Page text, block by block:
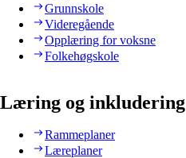
Grunnskole
Videregående
Opplæring for voksne
Folkehøgskole
Læring og inkludering
Rammeplaner
Læreplaner